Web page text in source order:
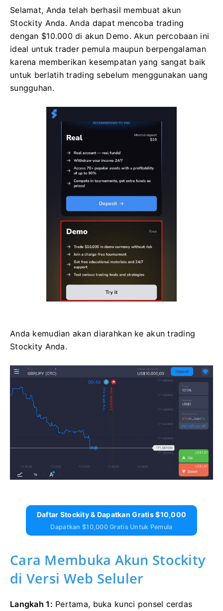
Selamat, Anda telah berhasil membuat akun
Stockity Anda. Anda dapat mencoba trading
dengan $10.000 di akun Demo. Akun percobaan ini
ideal untuk trader pemula maupun berpengalaman
karena memberikan kesempatan yang sangat baik
untuk berlatih trading sebelum menggunakan uang
sungguhan.
Anda kemudian akan diarahkan ke akun trading
Stockity Anda.
Daftar Stockity & Dapatkan Gratis $10,000
Dapatkan $10,000 Gratis Untuk Pemula
Cara Membuka Akun Stockity
di Versi Web Seluler
Langkah 1: Pertama, buka kunci ponsel cerdas